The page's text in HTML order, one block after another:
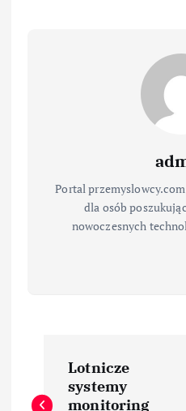
Portal
dla osób
nowoczesnych
a
Lotnicze
systemy
monitoring